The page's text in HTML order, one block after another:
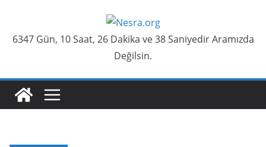
content
6347 Gün, 10 Saat, 26 Dakika ve 39 Saniyedir Aramızda
Değilsin.